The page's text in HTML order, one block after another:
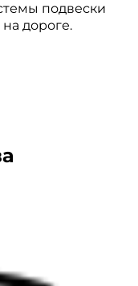
подвески
дороге.